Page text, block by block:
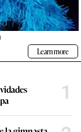
1